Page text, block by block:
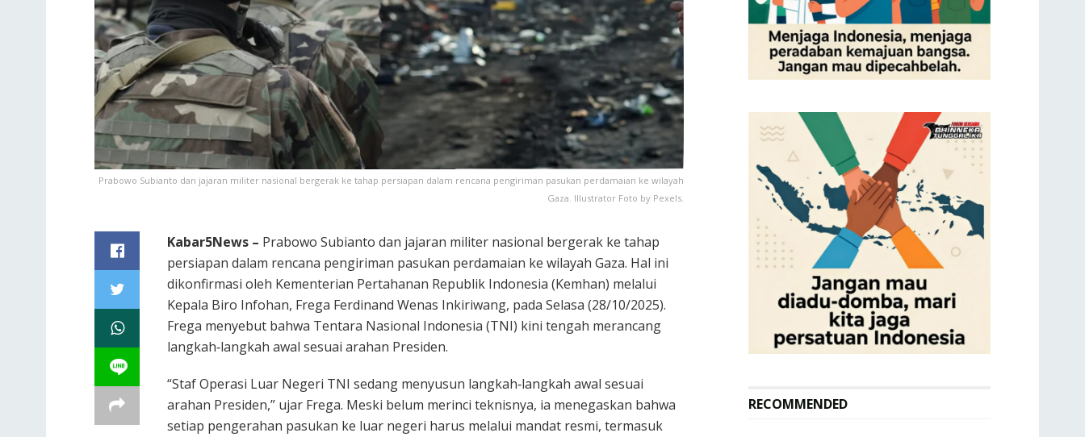
Prabowo Subianto dan jajaran militer nasional bergerak ke tahap persiapan dalam rencana pengiriman pasukan perdamaian ke wilayah
Gaza. Illustrator Foto by Pexels.
Kabar5News – Prabowo Subianto dan jajaran militer nasional bergerak ke tahap
persiapan dalam rencana pengiriman pasukan perdamaian ke wilayah Gaza. Hal ini
dikonfirmasi oleh Kementerian Pertahanan Republik Indonesia (Kemhan) melalui
Kepala Biro Infohan, Frega Ferdinand Wenas Inkiriwang, pada Selasa (28/10/2025).
Frega menyebut bahwa Tentara Nasional Indonesia (TNI) kini tengah merancang
langkah‐langkah awal sesuai arahan Presiden.
“Staf Operasi Luar Negeri TNI sedang menyusun langkah‐langkah awal sesuai
arahan Presiden,” ujar Frega. Meski belum merinci teknisnya, ia menegaskan bahwa
setiap pengerahan pasukan ke luar negeri harus melalui mandat resmi, termasuk
RECOMMENDED